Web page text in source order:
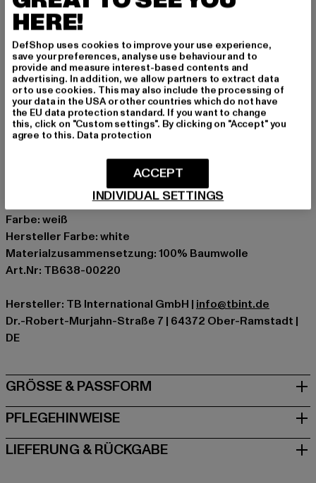
Sneakern.
Basic oversized T-Shirt von Urban Classics
gerippter Rundhalsausschnitt
leicht abgerundeter Hüftabschluss
weiches Material
lang geschnitten
Anlass: Alltag, Bequem, Casual, Basic
Ausschnitt: Rundhals
Marke: Urban Classics
Farbe: weiß
Hersteller Farbe: white
Materialzusammensetzung: 100% Baumwolle
Art.Nr: TB638-00220
Hersteller: TB International GmbH | info@tbint.de
Dr.-Robert-Murjahn-Straße 7 | 64372 Ober-Ramstadt |
DE
GRÖSSE & PASSFORM
PFLEGEHINWEISE
LIEFERUNG & RÜCKGABE
HERE!
DefShop uses cookies to improve your use experience,
save your preferences, analyse use behaviour and to
provide and measure interest-based contents and
advertising. In addition, we allow partners to extract data
or to use cookies. This may also include the processing of
your data in the USA or other countries which do not have
the EU data protection standard. If you want to change
this, click on "Custom settings". By clicking on "Accept" you
agree to this. Data protection
INDIVIDUAL SETTINGS
ACCEPT